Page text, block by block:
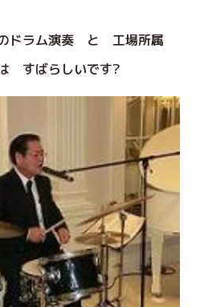
のドラム演奏 と 工場所属
すばらしいです?